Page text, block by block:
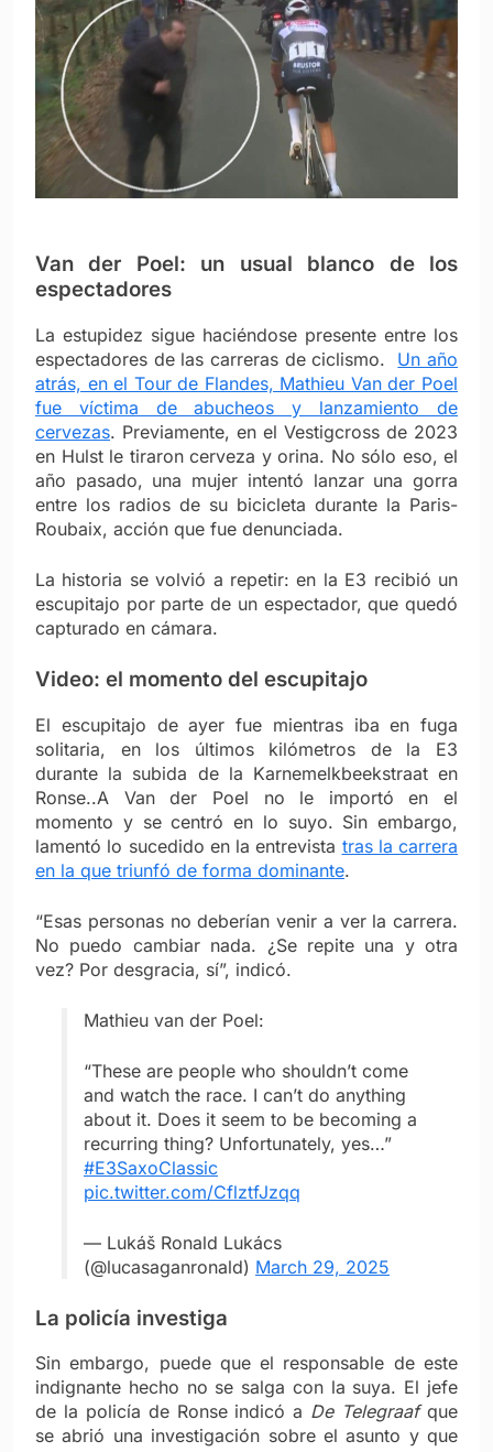
Van der Poel: un usual blanco de los
espectadores
La estupidez sigue haciéndose presente entre los
espectadores de las carreras de ciclismo. Un año
atrás, en el Tour de Flandes, Mathieu Van der Poel
fue víctima de abucheos y lanzamiento de
cervezas. Previamente, en el Vestigcross de 2023
en Hulst le tiraron cerveza y orina. No sólo eso, el
año pasado, una mujer intentó lanzar una gorra
entre los radios de su bicicleta durante la Paris-
Roubaix, acción que fue denunciada.
La historia se volvió a repetir: en la E3 recibió un
escupitajo por parte de un espectador, que quedó
capturado en cámara.
Video: el momento del escupitajo
El escupitajo de ayer fue mientras iba en fuga
solitaria, en los últimos kilómetros de la E3
durante la subida de la Karnemelkbeekstraat en
Ronse..A Van der Poel no le importó en el
momento y se centró en lo suyo. Sin embargo,
lamentó lo sucedido en la entrevista tras la carrera
en la que triunfó de forma dominante.
“Esas personas no deberían venir a ver la carrera.
No puedo cambiar nada. ¿Se repite una y otra
vez? Por desgracia, sí”, indicó.
Mathieu van der Poel:
“These are people who shouldn’t come
and watch the race. I can’t do anything
about it. Does it seem to be becoming a
recurring thing? Unfortunately, yes…”
#E3SaxoClassic
pic.twitter.com/CflztfJzqq
— Lukáš Ronald Lukács
(@lucasaganronald) March 29, 2025
La policía investiga
Sin embargo, puede que el responsable de este
indignante hecho no se salga con la suya. El jefe
de la policía de Ronse indicó a De Telegraafque
se abrió una investigación sobre el asunto y que